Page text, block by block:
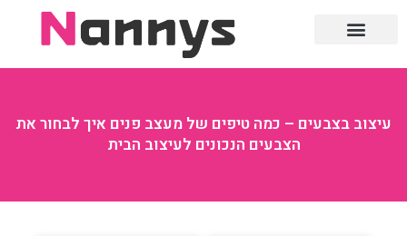
עיצוב בצבעים – כמה טיפים של מעצב פנים איך לבחור את
הצבעים הנכונים לעיצוב הבית